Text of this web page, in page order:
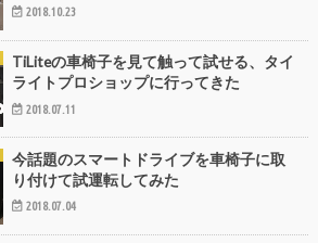
2018.10.23
TiLiteの車椅子を見て触って試せる、タイ
ライトプロショップに行ってきた
2018.07.11
今話題のスマートドライブを車椅子に取
り付けて試運転してみた
2018.07.04